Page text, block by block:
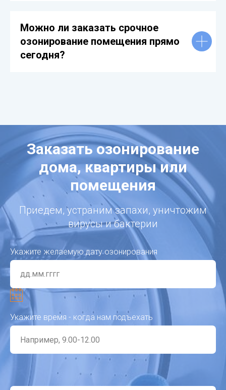
Можно ли заказать срочное
озонирование помещения прямо
сегодня?
Заказать озонирование
дома, квартиры или
помещения
Приедем, устраним запахи, уничтожим
вирусы и бактерии
Укажите желаемую дату озонирования
Укажите время - когда нам подъехать